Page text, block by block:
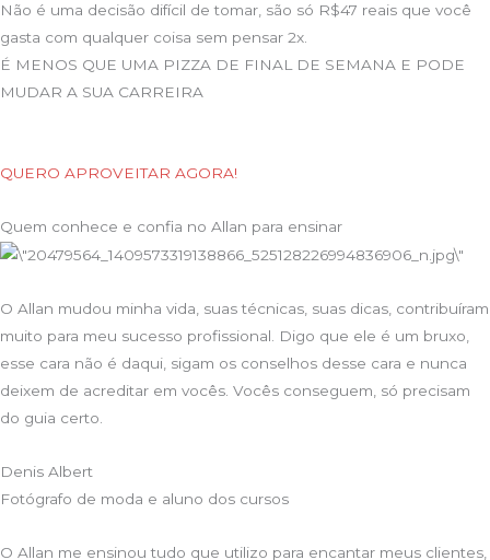
Não é uma decisão difícil de tomar, são só R$47 reais que você
gasta com qualquer coisa sem pensar 2x.
É MENOS QUE UMA PIZZA DE FINAL DE SEMANA E PODE
MUDAR A SUA CARREIRA
QUERO APROVEITAR AGORA!
Quem conhece e confia no Allan para ensinar
O Allan mudou minha vida, suas técnicas, suas dicas, contribuíram
muito para meu sucesso profissional. Digo que ele é um bruxo,
esse cara não é daqui, sigam os conselhos desse cara e nunca
deixem de acreditar em vocês. Vocês conseguem, só precisam
do guia certo.
Denis Albert
Fotógrafo de moda e aluno dos cursos
O Allan me ensinou tudo que utilizo para encantar meus clientes,